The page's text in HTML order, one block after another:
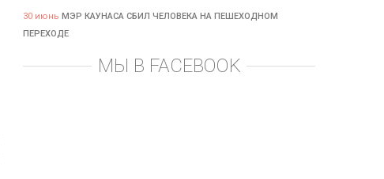
30 июнь МЭР КАУНАСА СБИЛ ЧЕЛОВЕКА НА ПЕШЕХОДНОМ
ПЕРЕХОДЕ
МЫ В FACEBOOK